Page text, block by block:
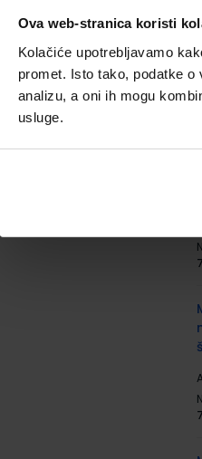
Ova web-stranica koristi
Kolačiće upotrebljavamo
promet. Isto tako, podatke
analizu, a oni ih mogu
usluge.